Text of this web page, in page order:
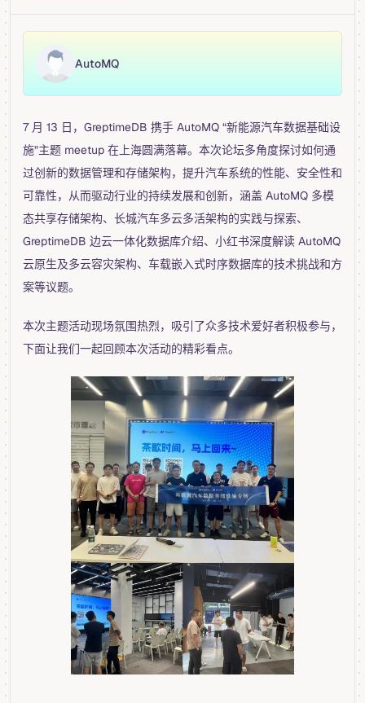
AutoMQ
7 月 13 日，GreptimeDB 携手 AutoMQ “新能源汽车数据基础设
施”主题 meetup 在上海圆满落幕。本次论坛多角度探讨如何通
过创新的数据管理和存储架构，提升汽车系统的性能、安全性和
可靠性，从而驱动行业的持续发展和创新，涵盖 AutoMQ 多模
态共享存储架构、长城汽车多云多活架构的实践与探索、
GreptimeDB 边云一体化数据库介绍、小红书深度解读 AutoMQ
云原生及多云容灾架构、车载嵌入式时序数据库的技术挑战和方
案等议题。
本次主题活动现场氛围热烈，吸引了众多技术爱好者积极参与，
下面让我们一起回顾本次活动的精彩看点。